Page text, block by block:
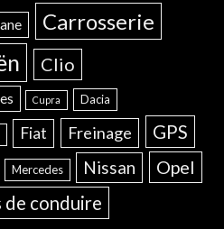
Carrosserie
Clio
Cupra Dacia
Fiat Freinage GPS
Mercedes Nissan Opel
de conduire